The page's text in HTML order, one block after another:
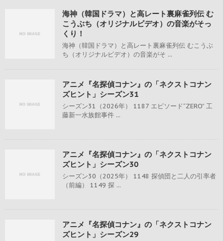
海神（韓国ドラマ）と高レート裏麻雀列伝 む
こうぶち（オリジナルビデオ）の音楽がそっ
くり！
海神（韓国ドラマ）と高レート裏麻雀列伝 むこうぶ
ち（オリジナルビデオ）の音楽がそ ...
アニメ『名探偵コナン』の「ネクストコナン
ズヒント」シーズン31
シーズン31（2026年） 1187 エピソード“ZERO” 工
藤新一水族館事件 ...
アニメ『名探偵コナン』の「ネクストコナン
ズヒント」シーズン30
シーズン30（2025年） 1148 探偵団と二人の引率者
（前編） 1149 探 ...
アニメ『名探偵コナン』の「ネクストコナン
ズヒント」シーズン29